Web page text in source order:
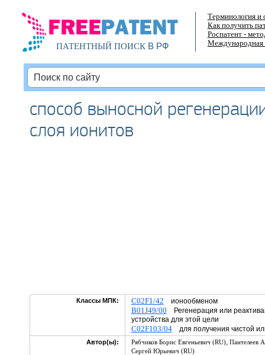
ПАТЕНТНЫЙ ПОИСКВ РФ
Терминология и
Как получить
Роспатент -
Международная
способ выносной
слоя ионитов
Классы МПК: C02F1/42 ионообменом
B01J49/00 Регенерация или
устройства для этой цели
C02F103/04для получения чистой
Автор(ы): Рябчиков Борис Евгеньевич (RU), Пантелеев
Сергей Юрьевич (RU)